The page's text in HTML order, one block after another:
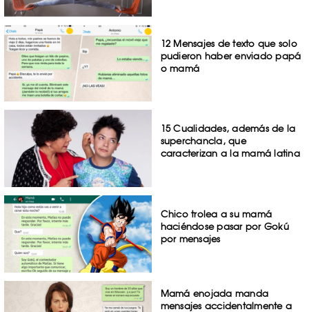
12 Mensajes de texto que solo
pudieron haber enviado papá
o mamá
15 Cualidades, además de la
superchancla, que
caracterizan a la mamá latina
Chico trolea a su mamá
haciéndose pasar por Gokú
por mensajes
Mamá enojada manda
mensajes accidentalmente a